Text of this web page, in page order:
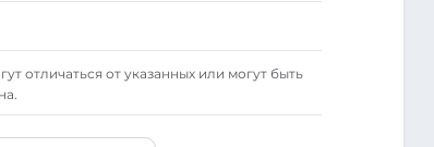
отличаться от указанных или могут быть